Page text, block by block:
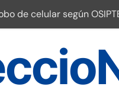
de celular según
¡Descarga la app de
inspirado en la fuerza de